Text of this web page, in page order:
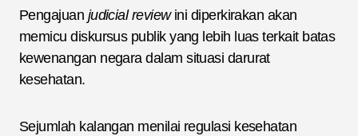
Pengajuan judicial reviewini diperkirakan akan
memicu diskursus publik yang lebih luas terkait batas
kewenangan negara dalam situasi darurat
kesehatan.
Sejumlah kalangan menilai regulasi kesehatan